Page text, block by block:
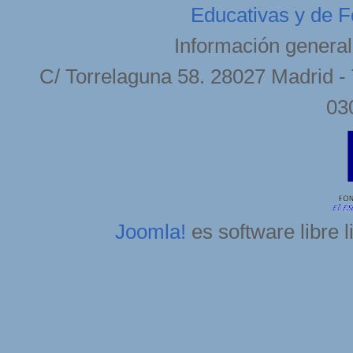
Educativas y de
Información
C/ Torrelaguna 58. 28027 Madrid
Joomla! es software libre